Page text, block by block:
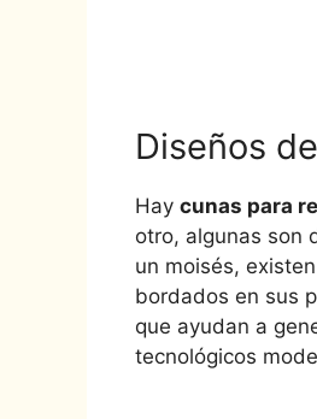
Diseños
Hay cunas para
otro, algunas son
un moisés,
bordados en sus
que ayudan a
tecnológicos